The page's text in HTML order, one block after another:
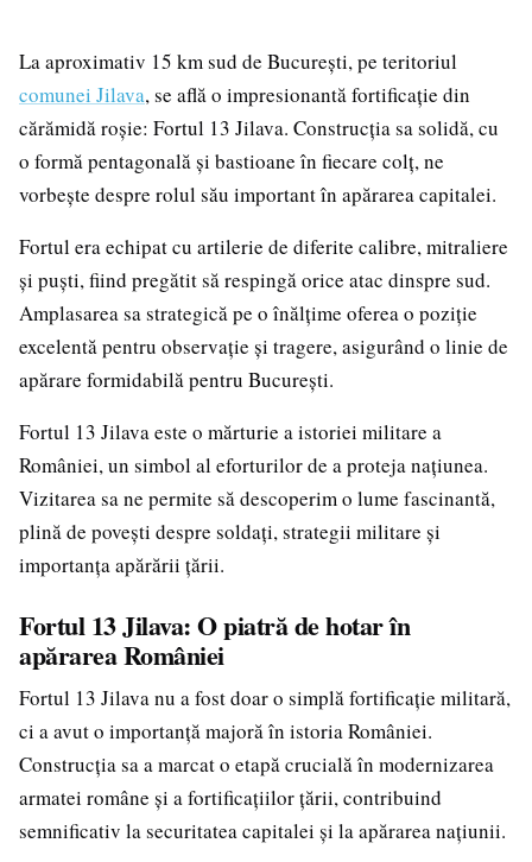
La aproximativ 15 km sud de București, pe teritoriul
comunei Jilava, se află o impresionantă fortificație din
cărămidă roșie: Fortul 13 Jilava. Construcția sa solidă, cu
o formă pentagonală și bastioane în fiecare colț, ne
vorbește despre rolul său important în apărarea capitalei.
Fortul era echipat cu artilerie de diferite calibre, mitraliere
și puști, fiind pregătit să respingă orice atac dinspre sud.
Amplasarea sa strategică pe o înălțime oferea o poziție
excelentă pentru observație și tragere, asigurând o linie de
apărare formidabilă pentru București.
Fortul 13 Jilava este o mărturie a istoriei militare a
României, un simbol al eforturilor de a proteja națiunea.
Vizitarea sa ne permite să descoperim o lume fascinantă,
plină de povești despre soldați, strategii militare și
importanța apărării țării.
Fortul 13 Jilava: O piatră de hotar în
apărarea României
Fortul 13 Jilava nu a fost doar o simplă fortificație militară,
ci a avut o importanță majoră în istoria României.
Construcția sa a marcat o etapă crucială în modernizarea
armatei române și a fortificațiilor țării, contribuind
semnificativ la securitatea capitalei și la apărarea națiunii.